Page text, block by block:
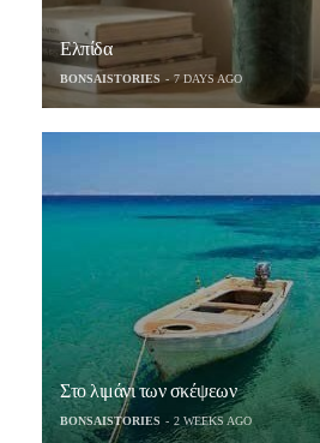
Ελπίδα
BONSAISTORIES 7 DAYS AGO
Στο λιμάνι των σκέψεων
BONSAISTORIES 2 WEEKS AGO